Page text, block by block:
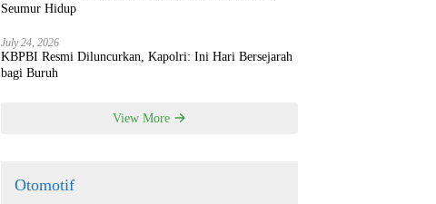
Seumur Hidup
July 24, 2026
KBPBI Resmi Diluncurkan, Kapolri: Ini Hari Bersejarah
bagi Buruh
View More
Otomotif